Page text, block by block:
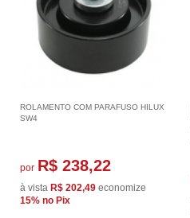
ROLAMENTO COM PARAFUSO HILUX
SW4
por R$ 238,22
à vista R$ 202,49 economize
15% no Pix